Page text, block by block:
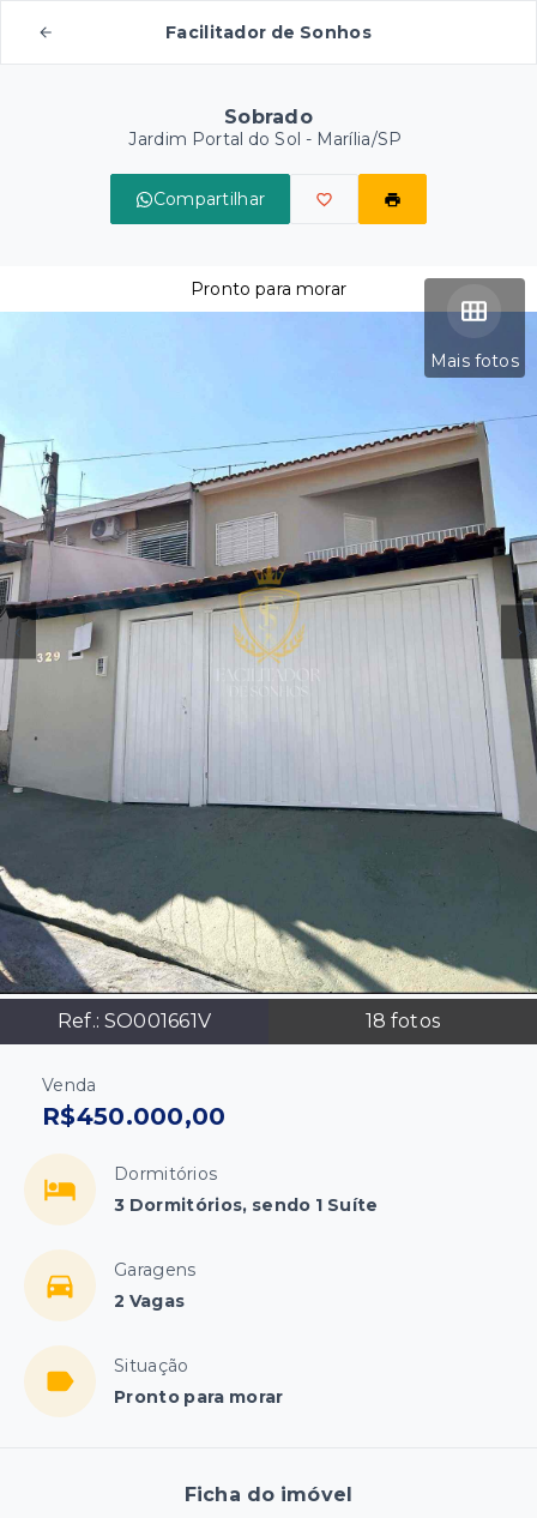
Facilitador de Sonhos
Sobrado
Jardim Portal do Sol - Marília/SP
Compartilhar
Mais fotos
Ref.: SO001661V 18 fotos
Pronto para morar
Venda
R$450.000,00
Dormitórios
3 Dormitórios, sendo 1 Suíte
Garagens
2 Vagas
Situação
Pronto para morar
Ficha do imóvel